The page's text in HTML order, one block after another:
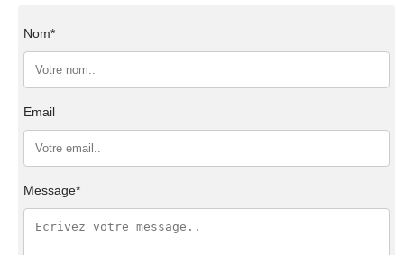
Nom*
Email
Message*